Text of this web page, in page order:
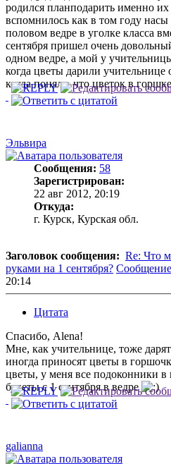
родился планподарить именно их
вспомнилось как в том году
половом ведре в уголке класса
сентября пришел очень
одном ведре, а мой у
когда цветы дарили учительнице
когда поняла, что цветок в
Эльвира
Сообщения: 58
Зарегистрирован:
22 авг 2012, 20:19
Откуда:
г. Курск, Курская обл.
Заголовок сообщения: Re: Что
руками на 1 сентября? Сообщение
20:14
Цитата
Спасибо, Alena!
Мне, как учительнице, тоже
иногда приносят цветы в
цветы, у меня все подоконники в
букеты с 1 сентября в ведре
galianna